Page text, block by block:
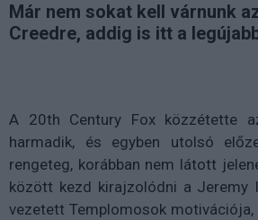
Már nem sokat kell várnunk
Creedre, addig is itt a
A 20th Century Fox közzétette
harmadik, és egyben utolsó
rengeteg, korábban nem látott
között kezd kirajzolódni a Jeremy
vezetett Templomosok motivációja,